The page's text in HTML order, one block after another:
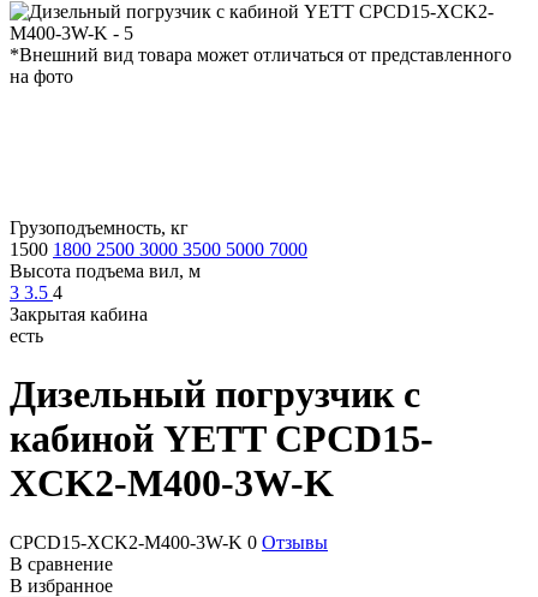
*Внешний вид товара может отличаться от представленного
на фото
Грузоподъемность, кг
1500 1800 2500 3000 3500 5000 7000
Высота подъема вил, м
3 3.5 4
Закрытая кабина
есть
Дизельный погрузчик с
кабиной YETT CPCD15-
XCK2-M400-3W-K
CPCD15-XCK2-M400-3W-K 0 Отзывы
В сравнение
В избранное